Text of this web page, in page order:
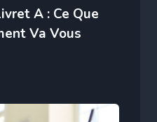
A : Ce Que
Va Vous